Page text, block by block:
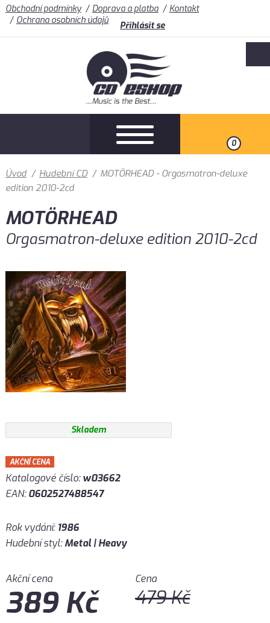
Obchodní podmínky Doprava a platba
Kontakt
Ochrana osobních údajů
Přihlásit se
0
Úvod / Hudební CD / MOTÖRHEAD - Orgasmatron-deluxe
edition 2010-2cd
MOTÖRHEAD
Orgasmatron-deluxe edition 2010-2cd
Skladem
AKČNÍ CENA
Katalogové číslo:w03662
EAN:0602527488547
Rok vydání: 1986
Hudební styl:Metal | Heavy
Akční cena
389Kč
Cena
479Kč